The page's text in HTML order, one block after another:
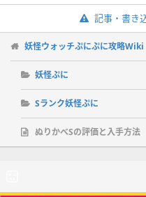
記事・書き
妖怪ウォッチぷにぷに攻略Wiki
妖怪ぷに
Sランク妖怪ぷに
ぬりかべSの評価と入手方法